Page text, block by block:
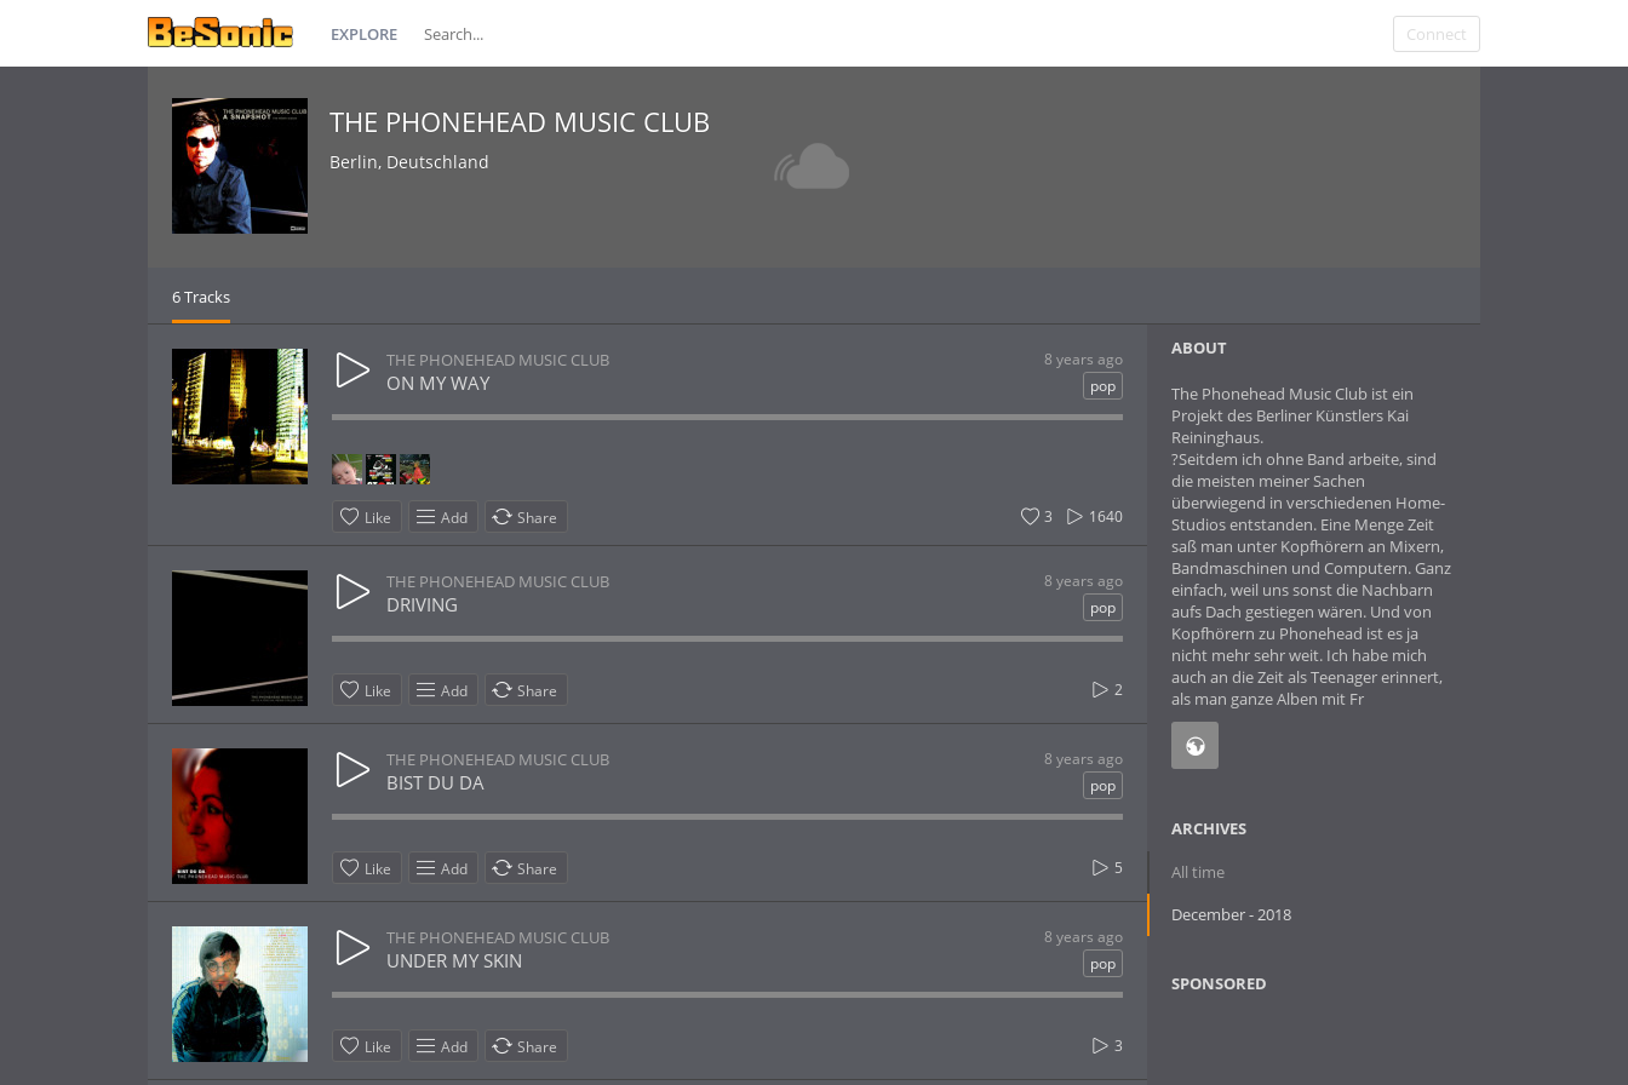
EXPLORE Connect
THE PHONEHEAD MUSIC CLUB
Berlin, Deutschland
6 Tracks
8 years ago
THE PHONEHEAD MUSIC CLUB
pop
ON MY WAY
Like Add Share 1640
3
8 years ago
THE PHONEHEAD MUSIC CLUB
pop
DRIVING
Like Add Share 2
8 years ago
THE PHONEHEAD MUSIC CLUB
pop
BIST DU DA
Like Add Share 5
8 years ago
THE PHONEHEAD MUSIC CLUB
pop
UNDER MY SKIN
Like Add Share 3
ABOUT
The Phonehead Music Club ist ein
Projekt des Berliner Künstlers Kai
Reininghaus.
?Seitdem ich ohne Band arbeite, sind
die meisten meiner Sachen
überwiegend in verschiedenen Home-
Studios entstanden. Eine Menge Zeit
saß man unter Kopfhörern an Mixern,
Bandmaschinen und Computern. Ganz
einfach, weil uns sonst die Nachbarn
aufs Dach gestiegen wären. Und von
Kopfhörern zu Phonehead ist es ja
nicht mehr sehr weit. Ich habe mich
auch an die Zeit als Teenager erinnert,
als man ganze Alben mit Fr
ARCHIVES
All time
December - 2018
SPONSORED